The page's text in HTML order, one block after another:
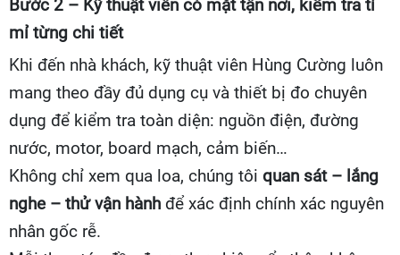
Bước 2 – Kỹ thuật viên có mặt tận nơi, kiểm tra tỉ
mỉ từng chi tiết
Khi đến nhà khách, kỹ thuật viên Hùng Cường luôn
mang theo đầy đủ dụng cụ và thiết bị đo chuyên
dụng để kiểm tra toàn diện: nguồn điện, đường
nước, motor, board mạch, cảm biến…
Không chỉ xem qua loa, chúng tôi quan sát – lắng
nghe – thử vận hành để xác định chính xác nguyên
nhân gốc rễ.